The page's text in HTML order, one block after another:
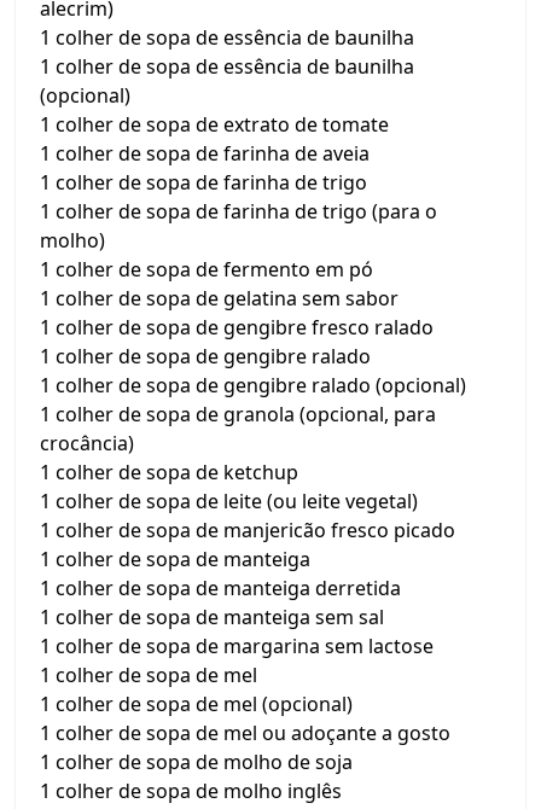
alecrim)
1 colher de sopa de essência de baunilha
1 colher de sopa de essência de baunilha
(opcional)
1 colher de sopa de extrato de tomate
1 colher de sopa de farinha de aveia
1 colher de sopa de farinha de trigo
1 colher de sopa de farinha de trigo (para o
molho)
1 colher de sopa de fermento em pó
1 colher de sopa de gelatina sem sabor
1 colher de sopa de gengibre fresco ralado
1 colher de sopa de gengibre ralado
1 colher de sopa de gengibre ralado (opcional)
1 colher de sopa de granola (opcional, para
crocância)
1 colher de sopa de ketchup
1 colher de sopa de leite (ou leite vegetal)
1 colher de sopa de manjericão fresco picado
1 colher de sopa de manteiga
1 colher de sopa de manteiga derretida
1 colher de sopa de manteiga sem sal
1 colher de sopa de margarina sem lactose
1 colher de sopa de mel
1 colher de sopa de mel (opcional)
1 colher de sopa de mel ou adoçante a gosto
1 colher de sopa de molho de soja
1 colher de sopa de molho inglês